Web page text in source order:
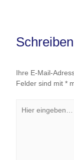
Ihre E-Mail-
Felder sind mit *
eingeben…